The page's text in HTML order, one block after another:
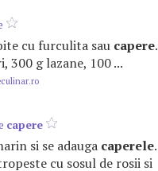
cu furculita sau capere.
300 g lazane, 100 ...
capere
si se adauga caperele.
cu sosul de rosii si